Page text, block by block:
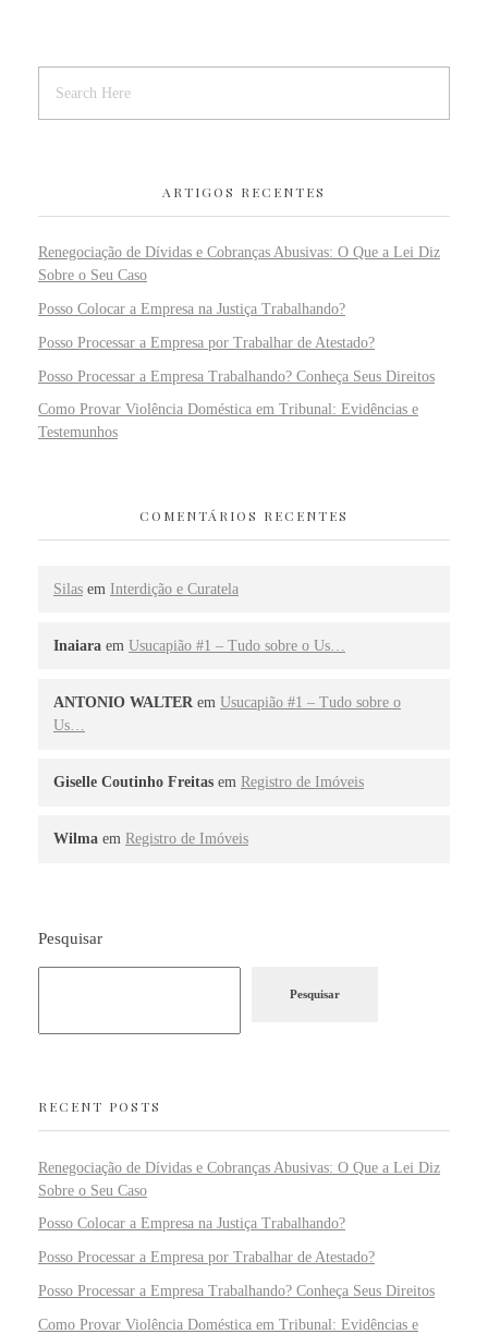
ARTIGOS RECENTES
Renegociação de Dívidas e Cobranças Abusivas: O Que a Lei Diz
Sobre o Seu Caso
Posso Colocar a Empresa na Justiça Trabalhando?
Posso Processar a Empresa por Trabalhar de Atestado?
Posso Processar a Empresa Trabalhando? Conheça Seus Direitos
Como Provar Violência Doméstica em Tribunal: Evidências e
Testemunhos
COMENTÁRIOS RECENTES
Silas em Interdição e Curatela
Inaiara em Usucapião #1 – Tudo sobre o Us…
ANTONIO WALTER em Usucapião #1 – Tudo sobre o
Us…
Giselle Coutinho Freitas em Registro de Imóveis
Wilma em Registro de Imóveis
Pesquisar
Pesquisar
RECENT POSTS
Renegociação de Dívidas e Cobranças Abusivas: O Que a Lei Diz
Sobre o Seu Caso
Posso Colocar a Empresa na Justiça Trabalhando?
Posso Processar a Empresa por Trabalhar de Atestado?
Posso Processar a Empresa Trabalhando? Conheça Seus Direitos
Como Provar Violência Doméstica em Tribunal: Evidências e